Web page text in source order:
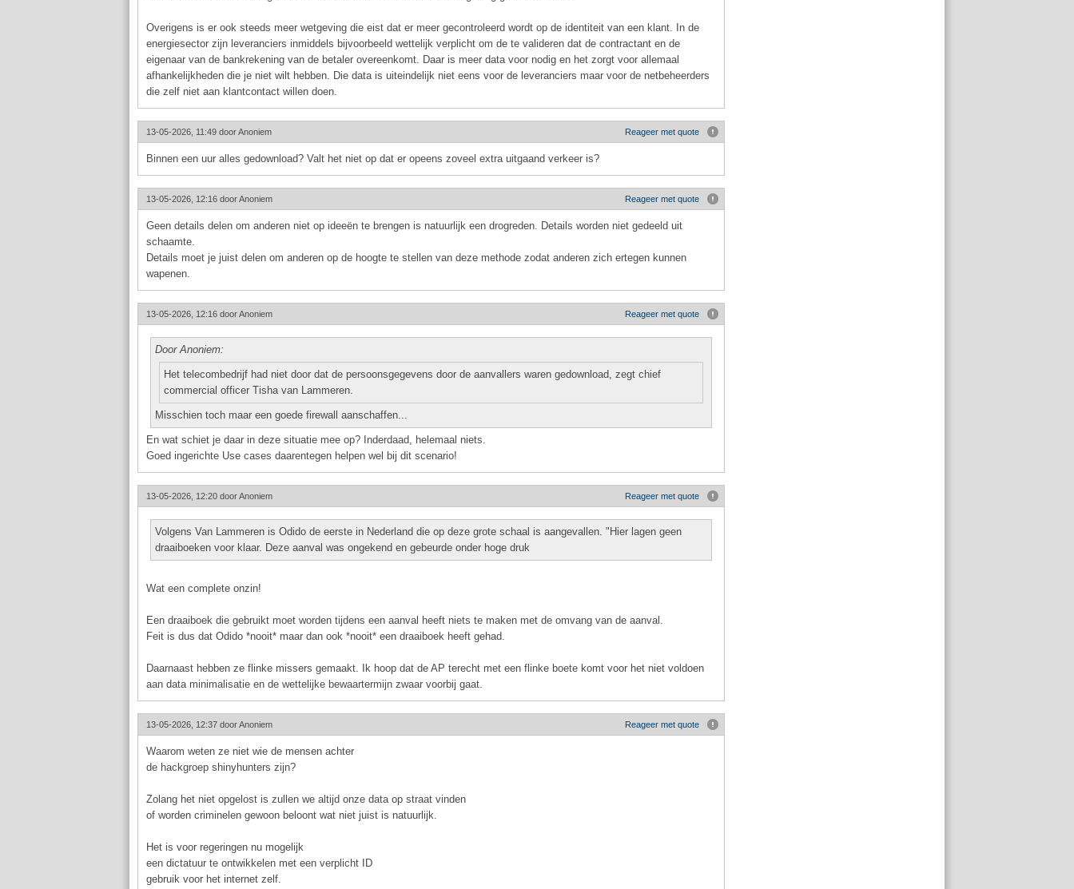
Overigens is er ook steeds meer wetgeving die eist dat er meer gecontroleerd wordt op de identiteit van een klant. In de
energiesector zijn leveranciers inmiddels bijvoorbeeld wettelijk verplicht om de te valideren dat de contractant en de
eigenaar van de bankrekening van de betaler overeenkomt. Daar is meer data voor nodig en het zorgt voor allemaal
afhankelijkheden die je niet wilt hebben. Die data is uiteindelijk niet eens voor de leveranciers maar voor de netbeheerders
die zelf niet aan klantcontact willen doen.
Reageer met quote
13-05-2026, 11:49 doorAnoniem
Binnen een uur alles gedownload? Valt het niet op dat er opeens zoveel extra uitgaand verkeer is?
Reageer met quote
13-05-2026, 12:16 doorAnoniem
Geen details delen om anderen niet op ideeën te brengen is natuurlijk een drogreden. Details worden niet gedeeld uit
schaamte.
Details moet je juist delen om anderen op de hoogte te stellen van deze methode zodat anderen zich ertegen kunnen
wapenen.
Reageer met quote
13-05-2026, 12:16 doorAnoniem
Door Anoniem:
Het telecombedrijf had niet door dat de persoonsgegevens door de aanvallers waren gedownload, zegt chief
commercial officer Tisha van Lammeren.
Misschien toch maar een goede firewall aanschaffen...
En wat schiet je daar in deze situatie mee op? Inderdaad, helemaal niets.
Goed ingerichte Use cases daarentegen helpen wel bij dit scenario!
Reageer met quote
13-05-2026, 12:20 doorAnoniem
Volgens Van Lammeren is Odido de eerste in Nederland die op deze grote schaal is aangevallen. "Hier lagen geen
draaiboeken voor klaar. Deze aanval was ongekend en gebeurde onder hoge druk
Wat een complete onzin!
Een draaiboek die gebruikt moet worden tijdens een aanval heeft niets te maken met de omvang van de aanval.
Feit is dus dat Odido *nooit* maar dan ook *nooit* een draaiboek heeft gehad.
Daarnaast hebben ze flinke missers gemaakt. Ik hoop dat de AP terecht met een flinke boete komt voor het niet voldoen
aan data minimalisatie en de wettelijke bewaartermijn zwaar voorbij gaat.
Reageer met quote
13-05-2026, 12:37 doorAnoniem
Waarom weten ze niet wie de mensen achter
de hackgroep shinyhunters zijn?
Zolang het niet opgelost is zullen we altijd onze data op straat vinden
of worden criminelen gewoon beloont wat niet juist is natuurlijk.
Het is voor regeringen nu mogelijk
een dictatuur te ontwikkelen met een verplicht ID
gebruik voor het internet zelf.